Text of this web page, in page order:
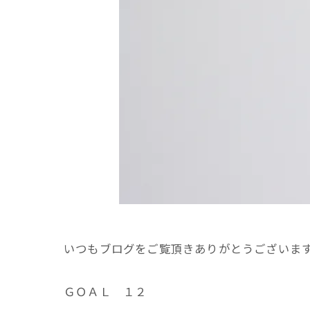
いつもブログをご覧頂きありがとうございま
ＧＯＡＬ １２